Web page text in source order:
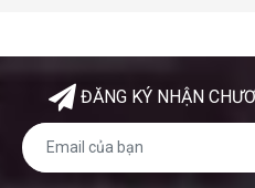
ĐĂNG KÝ NHẬN